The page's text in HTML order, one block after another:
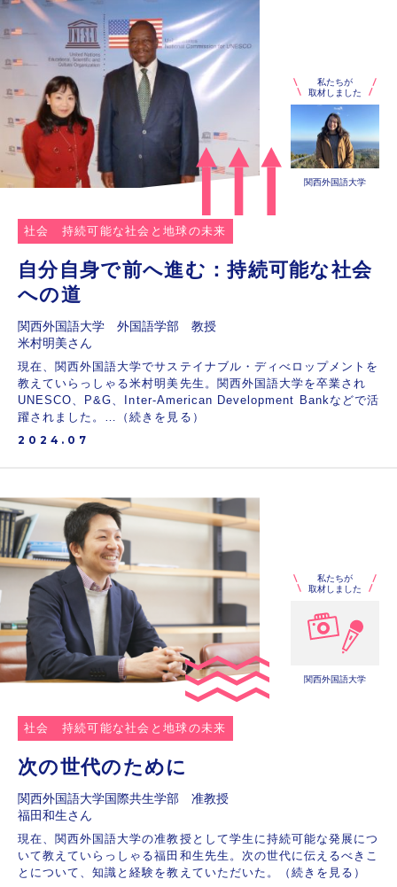
社会 持続可能な社会と地球の未来
自分自身で前へ進む：持続可能な社会
への道
関西外国語大学 外国語学部 教授
米村明美さん
現在、関西外国語大学でサステイナブル・ディべロップメントを
教えていらっしゃる米村明美先生。関西外国語大学を卒業され
UNESCO、P&G、Inter-American Development Bankなどで活
躍されました。…（続きを見る）
2024.07
私たちが
取材しました
関西外国語大学
社会 持続可能な社会と地球の未来
次の世代のために
関西外国語大学国際共生学部 准教授
福田和生さん
現在、関西外国語大学の准教授として学生に持続可能な発展につ
いて教えていらっしゃる福田和生先生。次の世代に伝えるべきこ
とについて、知識と経験を教えていただいた。（続きを見る）
私たちが
取材しました
関西外国語大学